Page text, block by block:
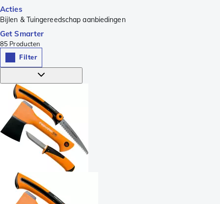
Acties
Bijlen & Tuingereedschap aanbiedingen
Get Smarter
85 Producten
Filter